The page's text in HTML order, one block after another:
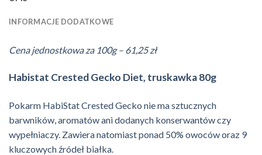
INFORMACJE DODATKOWE
Cena jednostkowa za 100g – 61,25 zł
Habistat Crested Gecko Diet, truskawka 80g
Pokarm HabiStat Crested Gecko nie ma sztucznych
barwników, aromatów ani dodanych konserwantów czy
wypełniaczy. Zawiera natomiast ponad 50% owoców oraz 9
kluczowych źródeł białka.